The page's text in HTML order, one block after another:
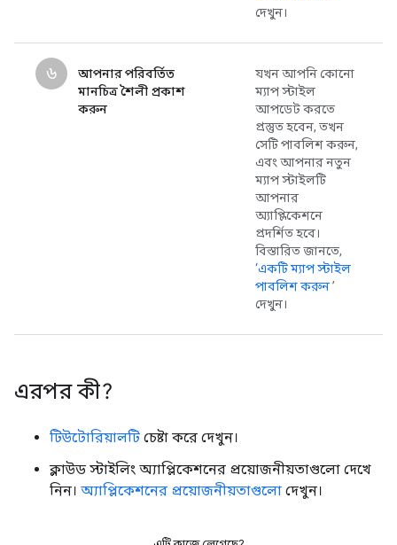
দেখুন।
৬
আপনার পরিবর্তিত
মানচিত্র শৈলী প্রকাশ
করুন
যখন আপনি কোনো
ম্যাপ স্টাইল
আপডেট করতে
প্রস্তুত হবেন, তখন
সেটি পাবলিশ করুন,
এবং আপনার নতুন
ম্যাপ স্টাইলটি
আপনার
অ্যাপ্লিকেশনে
প্রদর্শিত হবে।
বিস্তারিত জানতে,
‘একটি ম্যাপ স্টাইল
পাবলিশ করুন’
দেখুন।
এরপর কী?
টিউটোরিয়ালটি চেষ্টা করে দেখুন।
ক্লাউড স্টাইলিং অ্যাপ্লিকেশনের প্রয়োজনীয়তাগুলো দেখে
নিন। অ্যাপ্লিকেশনের প্রয়োজনীয়তাগুলো দেখুন।